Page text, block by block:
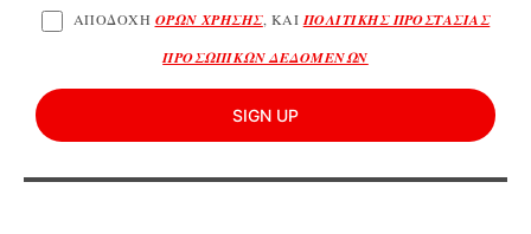
ΑΠΟΔΟΧΗ ΟΡΩΝ ΧΡΗΣΗΣ, ΚΑΙ ΠΟΛΙΤΙΚΗΣ ΠΡΟΣΤΑΣΙΑΣ
ΠΡΟΣΩΠΙΚΩΝ ΔΕΔΟΜΕΝΩΝ
SIGN UP